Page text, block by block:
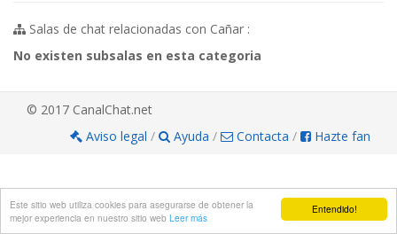
Entendido!
Este sitio web utiliza cookies para asegurarse de obtener la
mejor experiencia en nuestro sitio web Leer más
Salas de chat relacionadas con Cañar :
No existen subsalas en esta categoria
© 2017 CanalChat.net
Aviso legal / Ayuda / Contacta / Hazte fan